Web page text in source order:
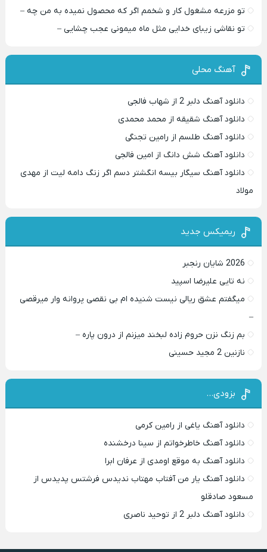
تو مزرعه مشغول کار و شخمم اگر که محصول نمیده به من چه –
تو نقاشی زیبای خدایی مثل ماه میمونی عجب چشایی –
آهنگ محلی
دانلود آهنگ دلبر 2 از شهاب فالجی
دانلود آهنگ شقیقه از محمد محمدی
دانلود آهنگ طلسم از رامین تجنگی
دانلود آهنگ شش دانگ از امین فالجی
دانلود آهنگ سیگار بیسه انگشتر دسم اگر زنگ دامه لیت از مهدی
مولاد
ریمیکس جدید
2026 شایان رنجبر
نه تایی علیرضا اسپید
میگفتم عشق ریالی نیست شنیده ام بی نقصی پروانه وار میرقصی
–
بم زنگ نزن حروم زاده لبخند میزنم از درون پاره –
نازنین 2 مجید حسینی
بزودی…
دانلود آهنگ یاغی از رامین کرمی
دانلود آهنگ خاطرخواتم از سینا درخشنده
دانلود آهنگ به موقع اومدی از عرفان ابرا
دانلود آهنگ یار من آفتاب مهتاب ندیدس فرشتس پدیدس از
مسعود صادقلو
دانلود آهنگ دلبر 2 از توحید ناصری